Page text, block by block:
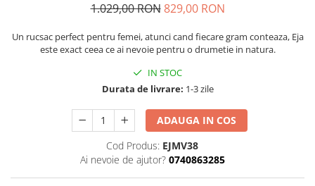
Rucsaci impermeabili
Borsete si Portofele
Accesorii
Corturi 3 persoane
Corturi de familie
1.029,00 RON 829,00 RON
Un rucsac perfect pentru femei, atunci cand fiecare gram conteaza, Eja
este exact ceea ce ai nevoie pentru o drumetie in natura.
IN STOC
Durata de livrare: 1-3 zile
ADAUGA IN COS
Cod Produs: EJMV38
Ai nevoie de ajutor? 0740863285